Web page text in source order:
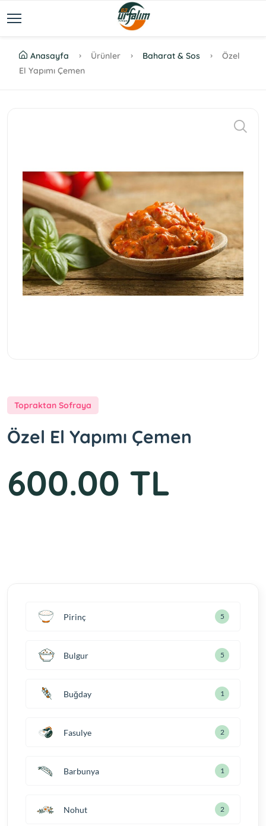
Anasayfa Ürünler Baharat & Sos
Özel
El Yapımı Çemen
Topraktan Sofraya
Özel El Yapımı Çemen
600.00 TL
Pirinç 5
Bulgur 5
Buğday 1
Fasulye 2
Barbunya 1
Nohut 2